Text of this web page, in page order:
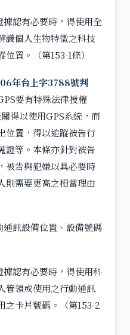
認有必要時，得使用全
識個人生物特徵之科技
置。（第153-1條）
年台上字3788號判
要有特殊法律授權
得以使用GPS系統，而
位置，得以追蹤被告行
證等。本條亦針對被告
被告與犯嫌以具必要時
則需要更高之相當理由
訊設備位置、設備號碼
認有必要時，得使用科
管領或使用之行動通訊
之卡片號碼。（第153-2